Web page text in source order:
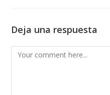
Deja una respuesta